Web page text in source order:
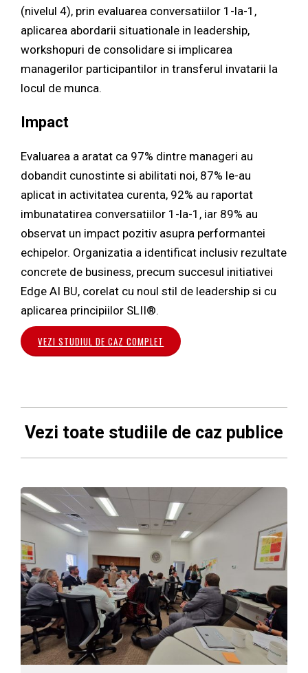
(nivelul 4), prin evaluarea conversatiilor 1-la-1,
aplicarea abordarii situationale in leadership,
workshopuri de consolidare si implicarea
managerilor participantilor in transferul invatarii la
locul de munca.
Impact
Evaluarea a aratat ca 97% dintre manageri au
dobandit cunostinte si abilitati noi, 87% le-au
aplicat in activitatea curenta, 92% au raportat
imbunatatirea conversatiilor 1-la-1, iar 89% au
observat un impact pozitiv asupra performantei
echipelor. Organizatia a identificat inclusiv rezultate
concrete de business, precum succesul initiativei
Edge AI BU, corelat cu noul stil de leadership si cu
aplicarea principiilor SLII®.
VEZI STUDIUL DE CAZ COMPLET
Vezi toate studiile de caz publice